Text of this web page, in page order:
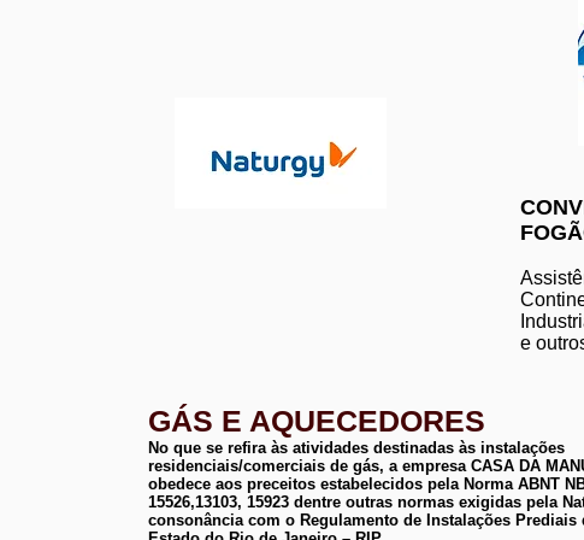
e
GÁS E AQUECEDORES
No que se refira às atividades destinadas às instalações
residenciais/comerciais de gás, a empresa CASA DA
obedece aos preceitos estabelecidos pela Norma ABNT
15526,13103, 15923 dentre outras normas exigidas pela
consonância com o Regulamento de Instalações Prediais